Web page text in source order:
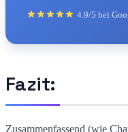
4.9/5 bei
Fazit:
Zusammenfassend (wie